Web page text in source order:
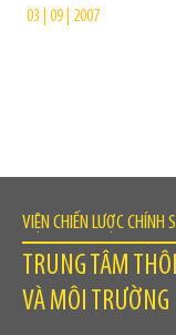
03 | 09 | 2007
VIỆN CHIẾN LƯỢC CHÍNH
TRUNG TÂM
VÀ MÔI TRƯỜNG